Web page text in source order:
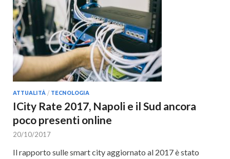
Cultura
ATTUALITÀ / TECNOLOGIA
ICity Rate 2017, Napoli e il Sud ancora
poco presenti online
20/10/2017
Il rapporto sulle smart city aggiornato al 2017 è stato